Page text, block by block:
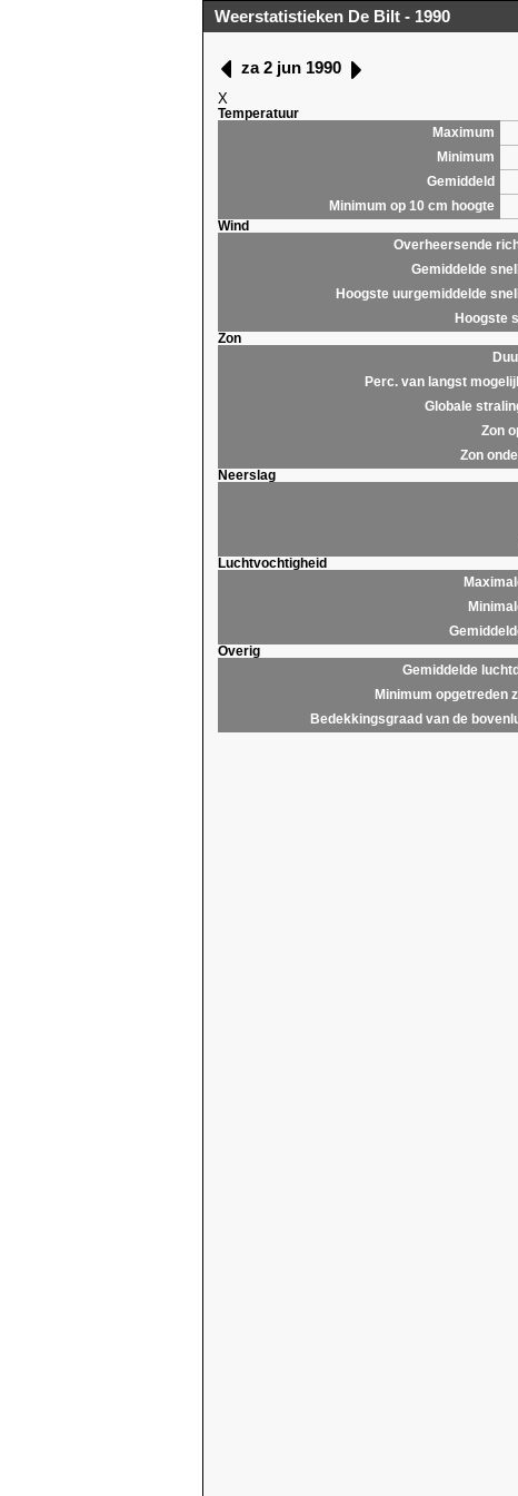
Weerstatistieken De Bilt - 1990
za 2 jun 1990
X
Temperatuur
Maximum
Minimum
Gemiddeld
Minimum op 10 cm hoogte
Wind
Overheersende
Gemiddelde
Hoogste uurgemiddelde
Hoogste
Zon
Perc. van langst
Globale
Zon
Zon
Neerslag
Luchtvochtigheid
Overig
Gemiddelde
Minimum opgetreden
Bedekkingsgraad van de